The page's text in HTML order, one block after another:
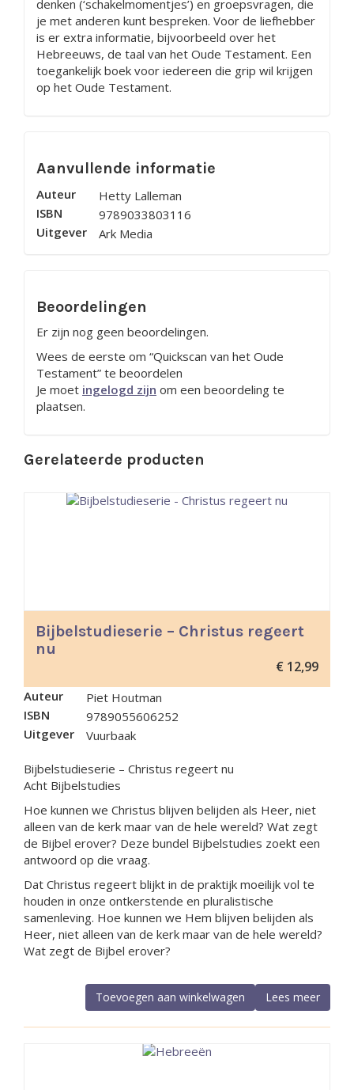
denken (‘schakelmomentjes’) en groepsvragen, die
je met anderen kunt bespreken. Voor de liefhebber
is er extra informatie, bijvoorbeeld over het
Hebreeuws, de taal van het Oude Testament. Een
toegankelijk boek voor iedereen die grip wil krijgen
op het Oude Testament.
Aanvullende informatie
Auteur
Hetty Lalleman
ISBN
9789033803116
Uitgever
Ark Media
Beoordelingen
Er zijn nog geen beoordelingen.
Wees de eerste om “Quickscan van het Oude
Testament” te beoordelen
Je moet ingelogd zijn om een beoordeling te
plaatsen.
Gerelateerde producten
Bijbelstudieserie – Christus regeert
nu
€ 12,99
Auteur
Piet Houtman
ISBN
9789055606252
Uitgever
Vuurbaak
Bijbelstudieserie – Christus regeert nu
Acht Bijbelstudies
Hoe kunnen we Christus blijven belijden als Heer, niet
alleen van de kerk maar van de hele wereld? Wat zegt
de Bijbel erover? Deze bundel Bijbelstudies zoekt een
antwoord op die vraag.
Dat Christus regeert blijkt in de praktijk moeilijk vol te
houden in onze ontkerstende en pluralistische
samenleving. Hoe kunnen we Hem blijven belijden als
Heer, niet alleen van de kerk maar van de hele wereld?
Wat zegt de Bijbel erover?
Lees meer
Toevoegen aan winkelwagen